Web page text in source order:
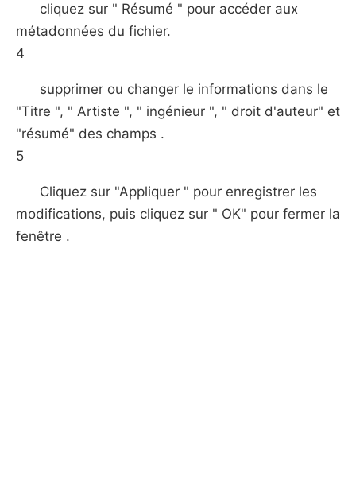
cliquez sur " Résumé " pour accéder aux
métadonnées du fichier.
4
supprimer ou changer le informations dans le
"Titre ", " Artiste ", " ingénieur ", " droit d'auteur" et
"résumé" des champs .
5
Cliquez sur "Appliquer " pour enregistrer les
modifications, puis cliquez sur " OK" pour fermer la
fenêtre .